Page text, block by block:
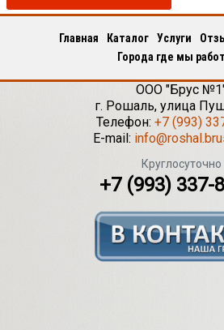
Главная Каталог Услуги
Города где мы
ООО "Брус
г. Рошаль, улица
Телефон: +7 (993)
E-mail:
Круглосуточно
+7 (993) 337-